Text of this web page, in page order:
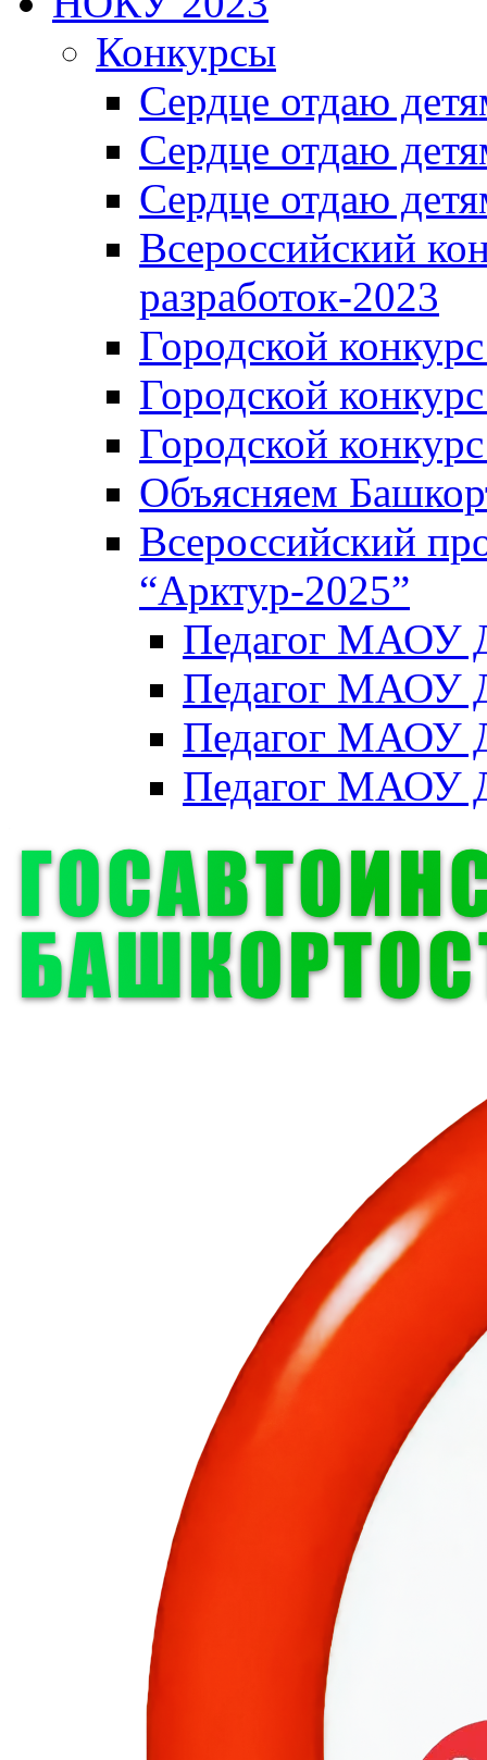
Конкурсы
Сердце отдаю
Сердце отдаю
Сердце отдаю
Всероссийский
разработок-2023
Городской
Городской
Городской
Объясняем
Всероссийский
“Арктур-2025”
Педагог МАОУ
Педагог МАОУ
Педагог МАОУ
Педагог МАОУ